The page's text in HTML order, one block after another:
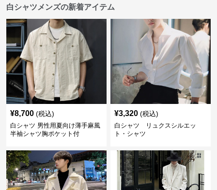
白シャツメンズの新着アイテム
¥8,700 (税込)
白シャツ 男性用夏向け薄手麻風
半袖シャツ胸ポケット付
¥3,320 (税込)
白シャツ リュクスシルエッ
ト・シャツ